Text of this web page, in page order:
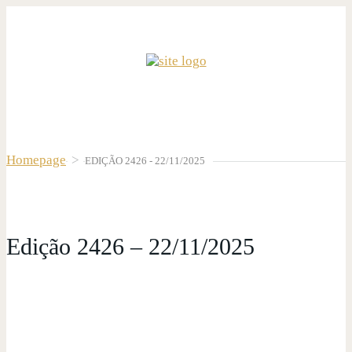
Homepage > EDIÇÃO 2426 - 22/11/2025
Edição 2426 – 22/11/2025